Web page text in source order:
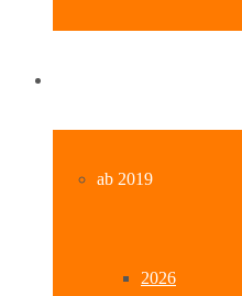
ab 2019
2026